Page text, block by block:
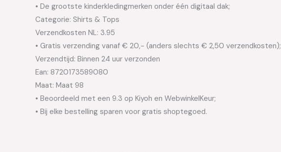
• De grootste kinderkledingmerken onder één digitaal dak;
Categorie: Shirts & Tops
Verzendkosten NL: 3.95
• Gratis verzending vanaf € 20,- (anders slechts € 2,50 verzendkosten);
Verzendtijd: Binnen 24 uur verzonden
Ean: 8720173589080
Maat: Maat 98
• Beoordeeld met een 9.3 op Kiyoh en WebwinkelKeur;
• Bij elke bestelling sparen voor gratis shoptegoed.